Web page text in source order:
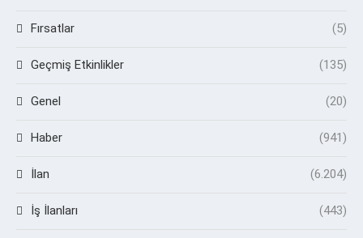
Fırsatlar (5)
Geçmiş Etkinlikler (135)
Genel (20)
Haber (941)
İlan (6.204)
İş İlanları (443)